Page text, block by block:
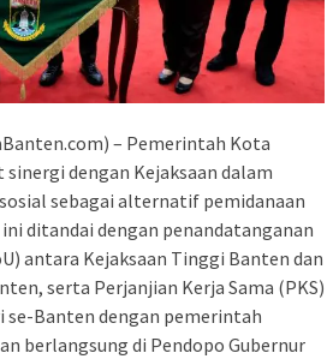
– Pemerintah Kota
dengan Kejaksaan dalam
sebagai alternatif pemidanaan
ditandai dengan penandatanganan
antara Kejaksaan Tinggi Banten dan
serta Perjanjian Kerja Sama (PKS)
se-Banten dengan pemerintah
berlangsung di Pendopo Gubernur